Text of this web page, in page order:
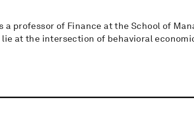
a professor of Finance at the School of
at the intersection of behavioral